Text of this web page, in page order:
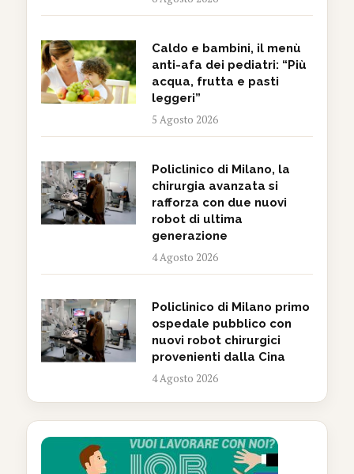
Caldo e bambini, il menù
anti-afa dei pediatri: “Più
acqua, frutta e pasti
leggeri”
5 Agosto 2026
Policlinico di Milano, la
chirurgia avanzata si
rafforza con due nuovi
robot di ultima
generazione
4 Agosto 2026
Policlinico di Milano primo
ospedale pubblico con
nuovi robot chirurgici
provenienti dalla Cina
4 Agosto 2026